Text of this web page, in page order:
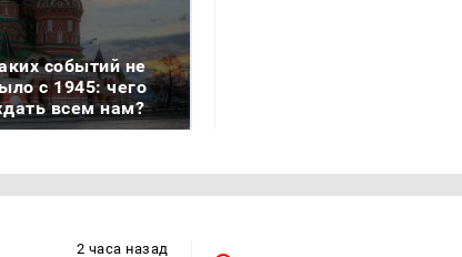
событий не
с 1945: чего
всем нам?
2 часа назад